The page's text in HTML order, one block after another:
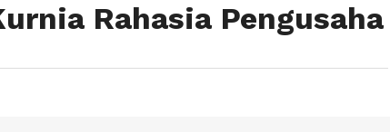
Rahasia Pengusaha